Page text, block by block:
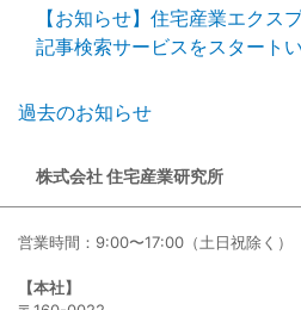
【お知らせ】住宅産業エクス
記事検索サービスをスタート
過去のお知らせ
株式会社 住宅産業研究所
営業時間：9:00〜17:00（土日祝除く）
【本社】